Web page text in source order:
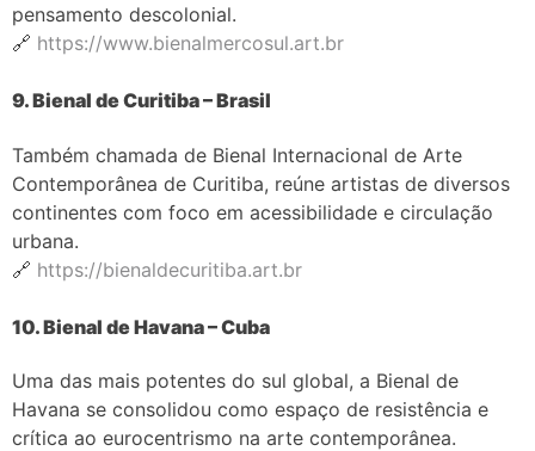
pensamento descolonial.
🔗 https://www.bienalmercosul.art.br
9. Bienal de Curitiba – Brasil
Também chamada de Bienal Internacional de Arte
Contemporânea de Curitiba, reúne artistas de diversos
continentes com foco em acessibilidade e circulação
urbana.
🔗 https://bienaldecuritiba.art.br
10. Bienal de Havana – Cuba
Uma das mais potentes do sul global, a Bienal de
Havana se consolidou como espaço de resistência e
crítica ao eurocentrismo na arte contemporânea.